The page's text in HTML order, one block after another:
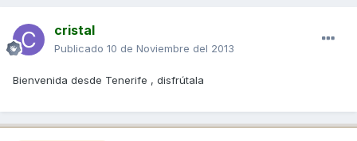
cristal
Publicado 10 de Noviembre del 2013
Bienvenida desde Tenerife , disfrútala